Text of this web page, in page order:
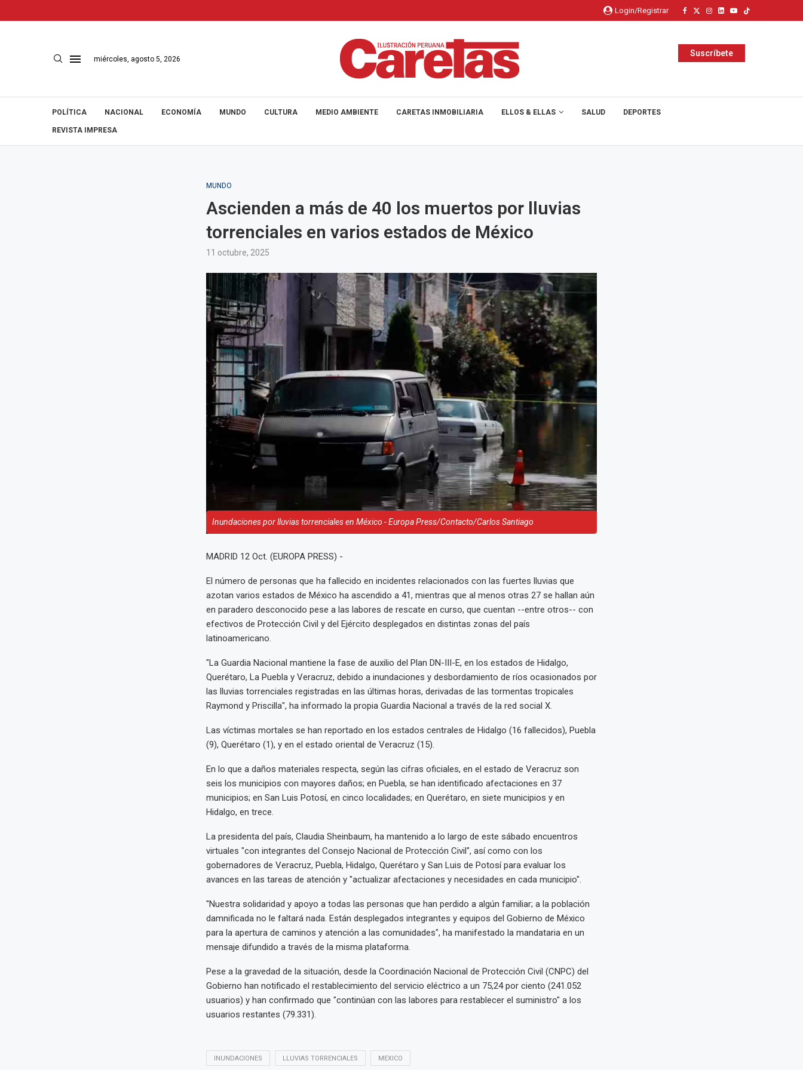
Login/Registrar
miércoles, agosto 5, 2026
Suscríbete
POLÍTICA NACIONAL ECONOMÍA MUNDO CULTURA MEDIO AMBIENTE CARETAS INMOBILIARIA ELLOS & ELLAS SALUD DEPORTES
REVISTA IMPRESA
MUNDO
Ascienden a más de 40 los muertos por lluvias
torrenciales en varios estados de México
11 octubre, 2025
Inundaciones por lluvias torrenciales en México - Europa Press/Contacto/Carlos Santiago
MADRID 12 Oct. (EUROPA PRESS) -
El número de personas que ha fallecido en incidentes relacionados con las fuertes lluvias que
azotan varios estados de México ha ascendido a 41, mientras que al menos otras 27 se hallan aún
en paradero desconocido pese a las labores de rescate en curso, que cuentan --entre otros-- con
efectivos de Protección Civil y del Ejército desplegados en distintas zonas del país
latinoamericano.
"La Guardia Nacional mantiene la fase de auxilio del Plan DN-III-E, en los estados de Hidalgo,
Querétaro, La Puebla y Veracruz, debido a inundaciones y desbordamiento de ríos ocasionados por
las lluvias torrenciales registradas en las últimas horas, derivadas de las tormentas tropicales
Raymond y Priscilla", ha informado la propia Guardia Nacional a través de la red social X.
Las víctimas mortales se han reportado en los estados centrales de Hidalgo (16 fallecidos), Puebla
(9), Querétaro (1), y en el estado oriental de Veracruz (15).
En lo que a daños materiales respecta, según las cifras oficiales, en el estado de Veracruz son
seis los municipios con mayores daños; en Puebla, se han identificado afectaciones en 37
municipios; en San Luis Potosí, en cinco localidades; en Querétaro, en siete municipios y en
Hidalgo, en trece.
La presidenta del país, Claudia Sheinbaum, ha mantenido a lo largo de este sábado encuentros
virtuales "con integrantes del Consejo Nacional de Protección Civil", así como con los
gobernadores de Veracruz, Puebla, Hidalgo, Querétaro y San Luis de Potosí para evaluar los
avances en las tareas de atención y "actualizar afectaciones y necesidades en cada municipio".
"Nuestra solidaridad y apoyo a todas las personas que han perdido a algún familiar; a la población
damnificada no le faltará nada. Están desplegados integrantes y equipos del Gobierno de México
para la apertura de caminos y atención a las comunidades", ha manifestado la mandataria en un
mensaje difundido a través de la misma plataforma.
Pese a la gravedad de la situación, desde la Coordinación Nacional de Protección Civil (CNPC) del
Gobierno han notificado el restablecimiento del servicio eléctrico a un 75,24 por ciento (241.052
usuarios) y han confirmado que "continúan con las labores para restablecer el suministro" a los
usuarios restantes (79.331).
INUNDACIONES LLUVIAS TORRENCIALES MEXICO